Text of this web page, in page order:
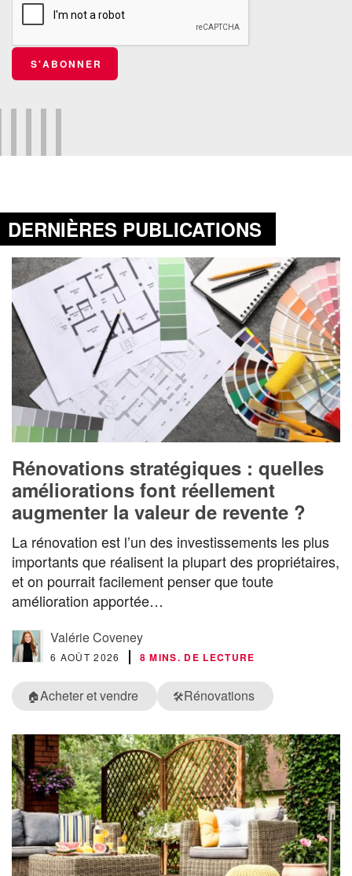
S'ABONNER
DERNIÈRES PUBLICATIONS
Rénovations stratégiques : quelles
améliorations font réellement
augmenter la valeur de revente ?
La rénovation est l’un des investissements les plus
importants que réalisent la plupart des propriétaires,
et on pourrait facilement penser que toute
amélioration apportée…
Valérie Coveney
6 AOÛT 2026 8 MINS. DE LECTURE
🏠Acheter et vendre 🛠️Rénovations